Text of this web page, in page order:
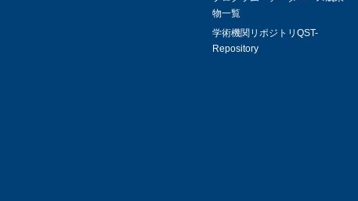
物一覧
学術機関リポジトリQST-
Repository